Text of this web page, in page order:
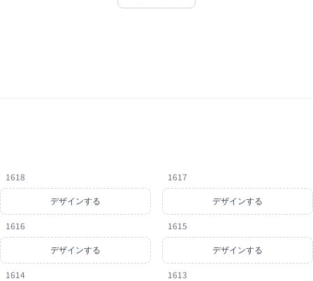
1618
デザインする
1617
デザインする
1616
デザインする
1615
デザインする
1614 1613